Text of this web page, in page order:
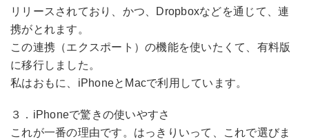
リリースされており、かつ、Dropboxなどを通じて、連
携がとれます。
この連携（エクスポート）の機能を使いたくて、有料版
に移行しました。
私はおもに、iPhoneとMacで利用しています。
３．iPhoneで驚きの使いやすさ
これが一番の理由です。はっきりいって、これで選びま